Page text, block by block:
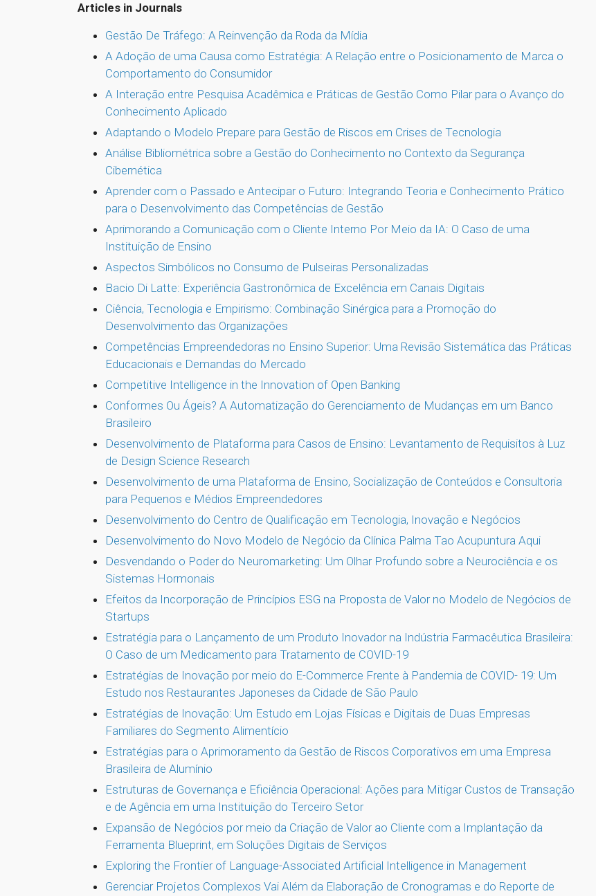
Articles in Journals
Gestão De Tráfego: A Reinvenção da Roda da Mídia
A Adoção de uma Causa como Estratégia: A Relação entre o Posicionamento de Marca o
Comportamento do Consumidor
A Interação entre Pesquisa Acadêmica e Práticas de Gestão Como Pilar para o Avanço do
Conhecimento Aplicado
Adaptando o Modelo Prepare para Gestão de Riscos em Crises de Tecnologia
Análise Bibliométrica sobre a Gestão do Conhecimento no Contexto da Segurança
Cibernética
Aprender com o Passado e Antecipar o Futuro: Integrando Teoria e Conhecimento Prático
para o Desenvolvimento das Competências de Gestão
Aprimorando a Comunicação com o Cliente Interno Por Meio da IA: O Caso de uma
Instituição de Ensino
Aspectos Simbólicos no Consumo de Pulseiras Personalizadas
Bacio Di Latte: Experiência Gastronômica de Excelência em Canais Digitais
Ciência, Tecnologia e Empirismo: Combinação Sinérgica para a Promoção do
Desenvolvimento das Organizações
Competências Empreendedoras no Ensino Superior: Uma Revisão Sistemática das Práticas
Educacionais e Demandas do Mercado
Competitive Intelligence in the Innovation of Open Banking
Conformes Ou Ágeis? A Automatização do Gerenciamento de Mudanças em um Banco
Brasileiro
Desenvolvimento de Plataforma para Casos de Ensino: Levantamento de Requisitos à Luz
de Design Science Research
Desenvolvimento de uma Plataforma de Ensino, Socialização de Conteúdos e Consultoria
para Pequenos e Médios Empreendedores
Desenvolvimento do Centro de Qualificação em Tecnologia, Inovação e Negócios
Desenvolvimento do Novo Modelo de Negócio da Clínica Palma Tao Acupuntura Aqui
Desvendando o Poder do Neuromarketing: Um Olhar Profundo sobre a Neurociência e os
Sistemas Hormonais
Efeitos da Incorporação de Princípios ESG na Proposta de Valor no Modelo de Negócios de
Startups
Estratégia para o Lançamento de um Produto Inovador na Indústria Farmacêutica Brasileira:
O Caso de um Medicamento para Tratamento de COVID-19
Estratégias de Inovação por meio do E-Commerce Frente à Pandemia de COVID- 19: Um
Estudo nos Restaurantes Japoneses da Cidade de São Paulo
Estratégias de Inovação: Um Estudo em Lojas Físicas e Digitais de Duas Empresas
Familiares do Segmento Alimentício
Estratégias para o Aprimoramento da Gestão de Riscos Corporativos em uma Empresa
Brasileira de Alumínio
Estruturas de Governança e Eficiência Operacional: Ações para Mitigar Custos de Transação
e de Agência em uma Instituição do Terceiro Setor
Expansão de Negócios por meio da Criação de Valor ao Cliente com a Implantação da
Ferramenta Blueprint, em Soluções Digitais de Serviços
Exploring the Frontier of Language-Associated Artificial Intelligence in Management
Gerenciar Projetos Complexos Vai Além da Elaboração de Cronogramas e do Reporte de